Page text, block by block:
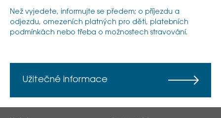
Než vyjedete, informujte se předem; o příjezdu a
odjezdu, omezeních platných pro děti, platebních
podmínkách nebo třeba o možnostech stravování.
Užitečné informace